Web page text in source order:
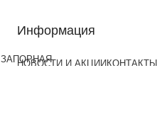
ЗАПОРНАЯ
Информация
НОВОСТИ И АКЦИИ КОНТАКТЫ